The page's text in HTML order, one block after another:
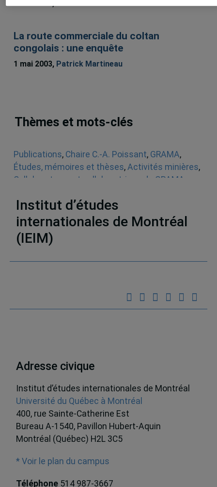
La route commerciale du coltan
congolais : une enquête
1 mai 2003, Patrick Martineau
Thèmes et mots-clés
Publications, Chaire C.-A. Poissant, GRAMA,
Études, mémoires et thèses, Activités minières,
Collaborateurs et collaboratrices du GRAMA
Institut d’études
internationales de Montréal
(IEIM)
Adresse civique
Institut d’études internationales de Montréal
Université du Québec à Montréal
400, rue Sainte-Catherine Est
Bureau A-1540, Pavillon Hubert-Aquin
Montréal (Québec) H2L 3C5
* Voir le plan du campus
Téléphone 514 987-3667